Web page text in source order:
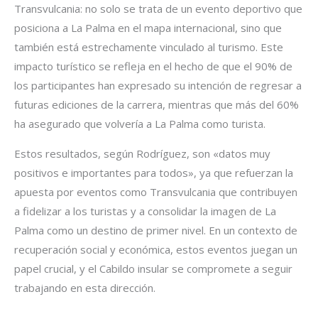
Transvulcania: no solo se trata de un evento deportivo que
posiciona a La Palma en el mapa internacional, sino que
también está estrechamente vinculado al turismo. Este
impacto turístico se refleja en el hecho de que el 90% de
los participantes han expresado su intención de regresar a
futuras ediciones de la carrera, mientras que más del 60%
ha asegurado que volvería a La Palma como turista.
Estos resultados, según Rodríguez, son «datos muy
positivos e importantes para todos», ya que refuerzan la
apuesta por eventos como Transvulcania que contribuyen
a fidelizar a los turistas y a consolidar la imagen de La
Palma como un destino de primer nivel. En un contexto de
recuperación social y económica, estos eventos juegan un
papel crucial, y el Cabildo insular se compromete a seguir
trabajando en esta dirección.